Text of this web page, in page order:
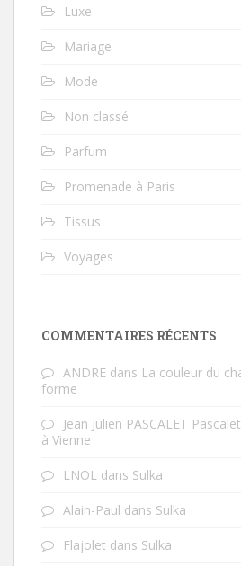
Luxe
Mariage
Mode
Non classé
Parfum
Promenade à Paris
Tissus
Voyages
COMMENTAIRES RÉCENTS
ANDRE dans La couleur du
forme
Jean Julien PASCALET Pascalet
à Vienne
LNOL dans Sulka
Alain-Paul dans Sulka
Flajolet dans Sulka